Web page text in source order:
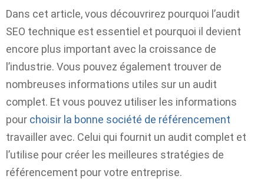
Dans cet article, vous découvrirez pourquoi l’audit
SEO technique est essentiel et pourquoi il devient
encore plus important avec la croissance de
l’industrie. Vous pouvez également trouver de
nombreuses informations utiles sur un audit
complet. Et vous pouvez utiliser les informations
pour choisir la bonne société de référencement
travailler avec. Celui qui fournit un audit complet et
l’utilise pour créer les meilleures stratégies de
référencement pour votre entreprise.